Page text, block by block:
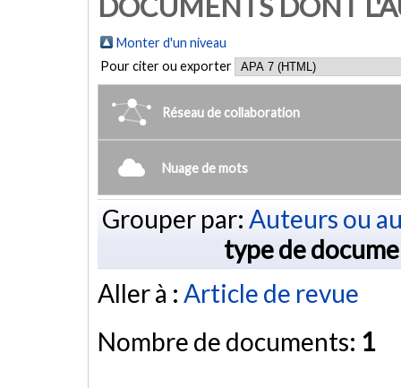
Monter d'un niveau
Pour citer ou exporter
Réseau de collaboration
Nuage de mots
Grouper par: Auteurs ou
type de
Aller à : Article de revue
Nombre de documents: 1